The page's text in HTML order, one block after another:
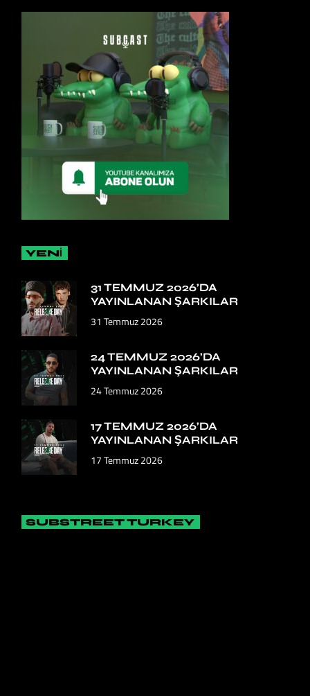
YENİ
31 TEMMUZ 2026’DA
YAYINLANAN ŞARKILAR
31 Temmuz 2026
24 TEMMUZ 2026’DA
YAYINLANAN ŞARKILAR
24 Temmuz 2026
17 TEMMUZ 2026’DA
YAYINLANAN ŞARKILAR
17 Temmuz 2026
SUBSTREET TURKEY